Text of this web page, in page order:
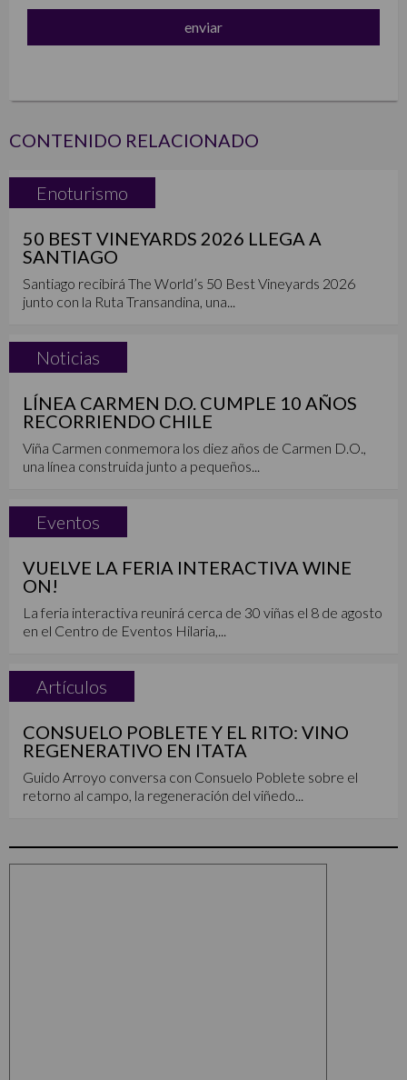
CONTENIDO RELACIONADO
Enoturismo
50 BEST VINEYARDS 2026 LLEGA A
SANTIAGO
Santiago recibirá The World’s 50 Best Vineyards 2026
junto con la Ruta Transandina, una...
Noticias
LÍNEA CARMEN D.O. CUMPLE 10 AÑOS
RECORRIENDO CHILE
Viña Carmen conmemora los diez años de Carmen D.O.,
una línea construida junto a pequeños...
Eventos
VUELVE LA FERIA INTERACTIVA WINE
ON!
La feria interactiva reunirá cerca de 30 viñas el 8 de agosto
en el Centro de Eventos Hilaria,...
Artículos
CONSUELO POBLETE Y EL RITO: VINO
REGENERATIVO EN ITATA
Guido Arroyo conversa con Consuelo Poblete sobre el
retorno al campo, la regeneración del viñedo...